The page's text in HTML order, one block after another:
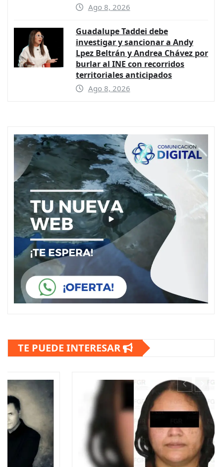
Ago 8, 2026
Guadalupe Taddei debe
investigar y sancionar a Andy
Lpez Beltrán y Andrea Chávez por
burlar al INE con recorridos
territoriales anticipados
Ago 8, 2026
TE PUEDE INTERESAR